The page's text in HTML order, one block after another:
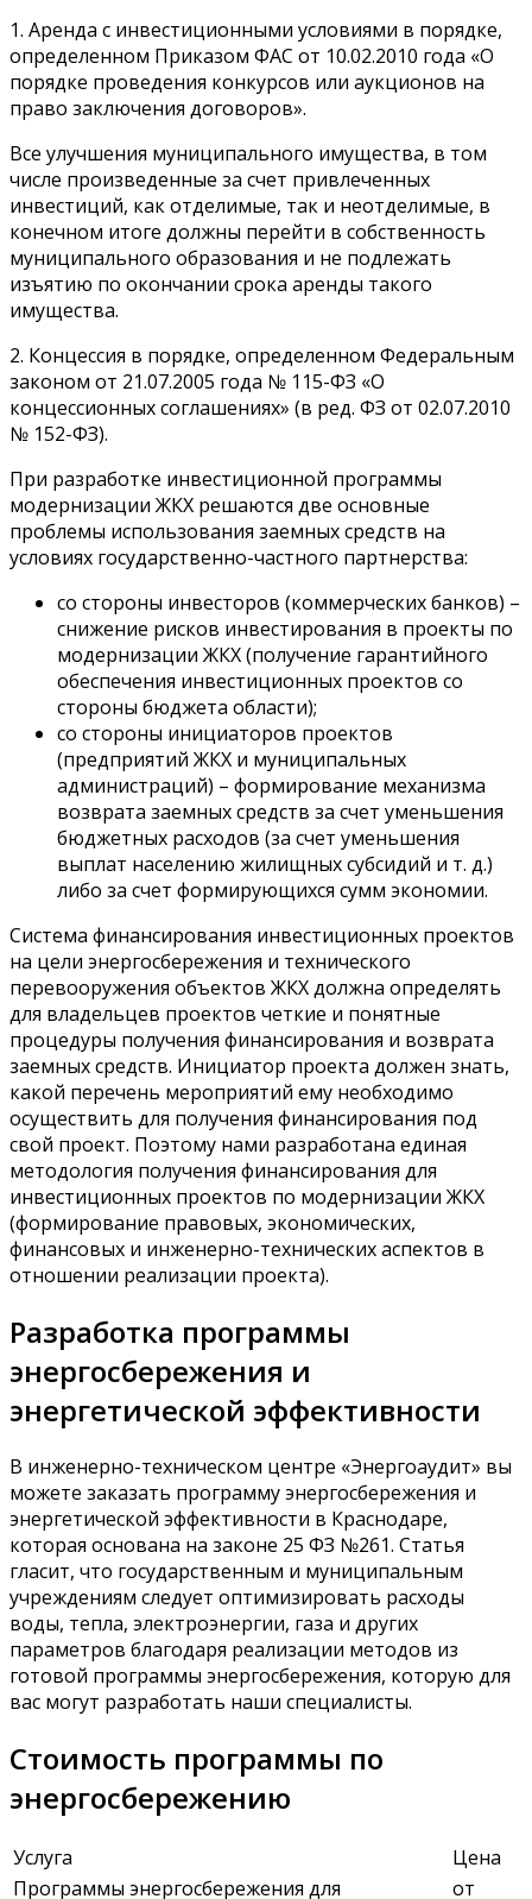
1. Аренда с инвестиционными условиями в порядке,
определенном Приказом ФАС от 10.02.2010 года «О
порядке проведения конкурсов или аукционов на
право заключения договоров».
Все улучшения муниципального имущества, в том
числе произведенные за счет привлеченных
инвестиций, как отделимые, так и неотделимые, в
конечном итоге должны перейти в собственность
муниципального образования и не подлежать
изъятию по окончании срока аренды такого
имущества.
2. Концессия в порядке, определенном Федеральным
законом от 21.07.2005 года № 115-ФЗ «О
концессионных соглашениях» (в ред. ФЗ от 02.07.2010
№ 152-ФЗ).
При разработке инвестиционной программы
модернизации ЖКХ решаются две основные
проблемы использования заемных средств на
условиях государственно-частного партнерства:
со стороны инвесторов (коммерческих банков) –
снижение рисков инвестирования в проекты по
модернизации ЖКХ (получение гарантийного
обеспечения инвестиционных проектов со
стороны бюджета области);
со стороны инициаторов проектов
(предприятий ЖКХ и муниципальных
администраций) – формирование механизма
возврата заемных средств за счет уменьшения
бюджетных расходов (за счет уменьшения
выплат населению жилищных субсидий и т. д.)
либо за счет формирующихся сумм экономии.
Система финансирования инвестиционных проектов
на цели энергосбережения и технического
перевооружения объектов ЖКХ должна определять
для владельцев проектов четкие и понятные
процедуры получения финансирования и возврата
заемных средств. Инициатор проекта должен знать,
какой перечень мероприятий ему необходимо
осуществить для получения финансирования под
свой проект. Поэтому нами разработана единая
методология получения финансирования для
инвестиционных проектов по модернизации ЖКХ
(формирование правовых, экономических,
финансовых и инженерно-технических аспектов в
отношении реализации проекта).
Разработка программы
энергосбережения и
энергетической эффективности
В инженерно-техническом центре «Энергоаудит» вы
можете заказать программу энергосбережения и
энергетической эффективности в Краснодаре,
которая основана на законе 25 ФЗ №261. Статья
гласит, что государственным и муниципальным
учреждениям следует оптимизировать расходы
воды, тепла, электроэнергии, газа и других
параметров благодаря реализации методов из
готовой программы энергосбережения, которую для
вас могут разработать наши специалисты.
Стоимость программы по
энергосбережению
Услуга
Цена
Программы энергосбережения для
от